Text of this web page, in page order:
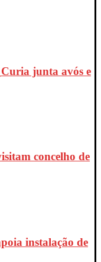
junta avós e
concelho de
instalação de